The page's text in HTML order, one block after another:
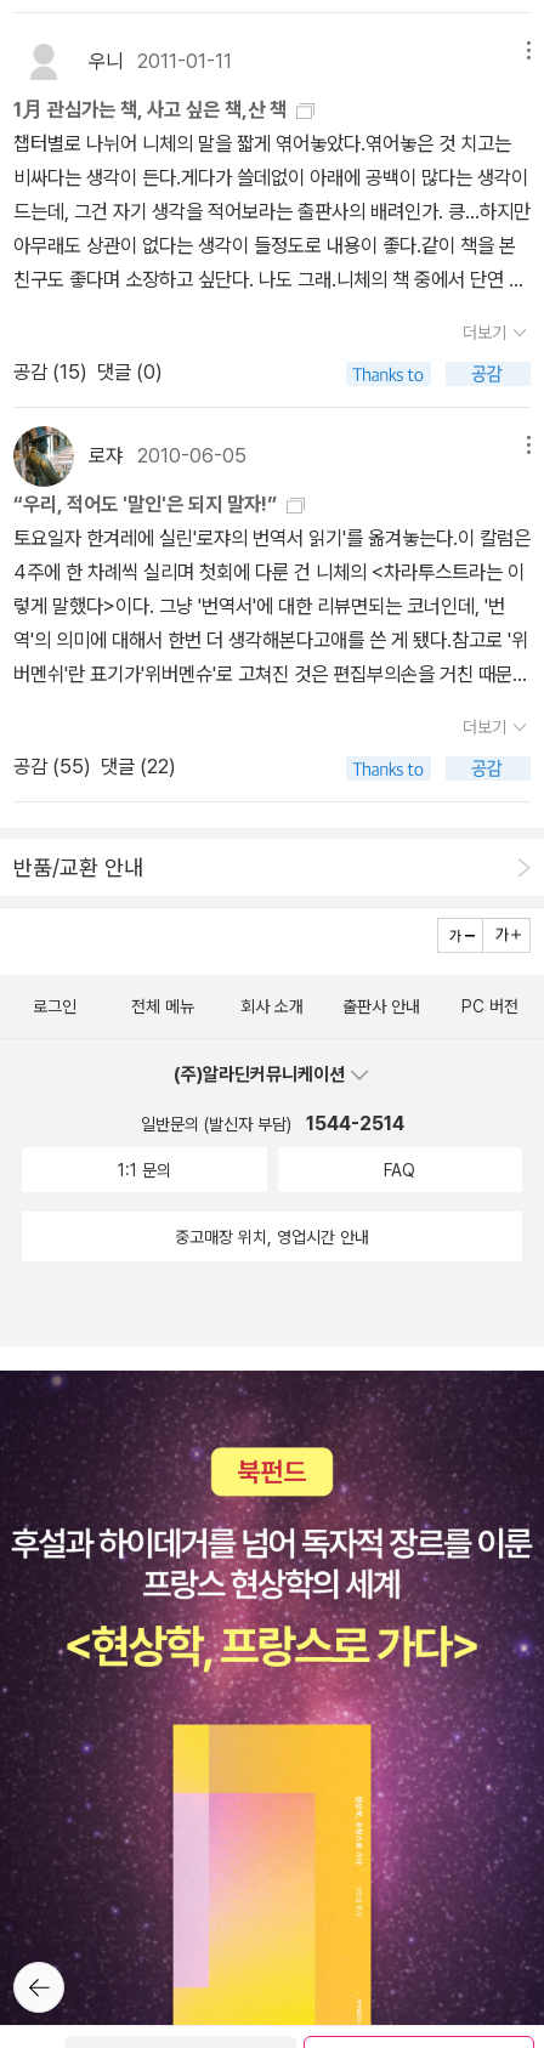
체를 공부하고 니체의 저작을 읽는다는 것은 사실 독서가에겐 폼잡기
좋은 일인데도 한번도 나를 찾아온 적이 없다. 왜 그랬을까? 책을 읽
는다는 것은 책을 쓰는 작가들의 피땀어린 고뇌만큼 집중과 해석을
필요로 한다.나의 독서란 그 고뇌만큼 깊이 내려가고 있었던 게 아니
라 짐짓 엄숙한 척 무거워지고만 있었던 건 아닐까?오답이 가득한 답
안지를 걷어내고, 빈 여백으로 두자.마킹으로 가득한 답안지에 아무
리 좋은 책을 읽고 사유한 들 무엇하랴.정해진 편견과 습속으로 무장
한 채 수많은 고전에서 떠들어 온 지성의 칼들을 방패로 막아온 삶을..
조금씩 변화해나가야 하지 않을까.답이 사라질 때 비로소 오답도 함
께 사라진다는 말. 너무 멋진 말이다.'너는 너 자신을 멸망시킬 태풍을
ラかく語りき] (弘文堂書房, 1941~1943) 정도가 되겠다. 2. 니
이체 전집. 휘문출판사, 1969니이체 전집 3권에 [짜라투스트라는 이
렇게 말하였다], [우상의 황혼]이 함께 수록되어 있다.姜斗植, 朴俊
澤, 崔載喜 등 당시 학계의 명망 높은 연구자들의 이름이 번역자로
걸려 있다. 자, 일단 최초의 전집이 되겠다. 이쯤에서 3종의 전집에
대해 언급하고 넘어가자.우리가 흔히 알고 있는 전집으로는 청하판
과 책세상판이 있겠는데, 사실은 휘문출판사판이 이전에 있었다. 휘
澤傳三郞, 信太正三, 原佑 옮김)을 많이 참고했던 것으로 알려져
있는데(당시 작업에 실무진(!)으로 참가했던, 그때는 유령작가였지만
지금은 한국 문단의 대표작가가 되신 분의 수줍은 고백도 있었다), 같
은 중역본이라면 청하판에 굳이 뒤질 것은 없지 않나 한다. 오히려 일
본어 중역본의 경우 번역대국인 일본 학계의 성과를 반영해서 번역의
수준이나 가독성은 더 높은 경우가 종종 있다. 청하판은 곳곳에 영어
판을 참고했음을 자랑스럽게 밝히고 있음에도 중요하게 취급되어 왔
었는데, 이는 역시 다른 마땅한 대안이 없던 상황에서, 꽤나 널리 보급
된 전집이라는 점이 크겠다. 번역상의 가치로 볼 때는 당연히 최신 연
구성과를 반영한 독일어판 전집을 바탕으로 전공자들이 번역한 책세
상판이 으뜸이며, 향후 표준으로 자리매김할 것으로 보인다. 다만, 전
공자들이라 해서 꼭 우수한 번역물을 내놓는 것은 아닐 때가 간혹
라투스트라는 이렇게 말했다. 2006도 신판까지 나와 있다. 알고 보
권으로 출간. 이후 삼덕출판사의 동명 선집 8권으로 1979년에 출간.
(총서명이 같다는 점에서 혹시 서지사항의 삼덕출판사가 삼성출판사
의 오기는 아닐까?) 차라투스트라는 이렇게 말했다. 김정진 옮김, 올
본은, 각종 참신한 번역본들이 각축을 벌이는 당대의 출판계에 40여
져서 재출간하는 것을 모토로 하는 올재 총서에, 불분명한 연유로 간
택되어 새로 단장하여 나오고, 더구나 전자책으로까지 보급되었던
서들이 의외로 꽤나 오래 롱런하는 상황에서 고를 수 있는 선택지는
역되었다 ... 뭐 이런 스토리련가? 비교적 최근의 번역본들 중에 만만
한 것들로는 강대석이 있었으나 간발의 차(?)로 한길사에 넘어가 넘
사벽 신세가 되었고, 백성현(이후 박성현으로 바뀜)이라고 뭐가 하나
있긴 한데 뭔가 애들 장난 같고, 위태로운 느낌이었겠고 ... 그냥 무난
하게 검증된 걸로 가자 ... 까지도 예측 가능하겠다. 어지간하면 새 번
역진 섭외해서 참신한 번역본 좀 내도록 하자, 응?) 5. 짜라투스트라
는 이렇게 말하였다. 강영계 옮김, 삼중당, 1975역시나 문고판의 대
명사로 군림했던 삼중당이 되겠다. 박준택 번역이 문고판으로 나오면
서 두 권으로 분책되어 나온데 비해 한 권이라, 발췌 번역이 아닌가 한
다. 차라투스트라는 이렇게 말했다. 강영계 옮김, 지만지, 2008지만
지천줄읽기 총서에 수록된 강영계의 번역본이 분량으로 봐서 삼중당
판의 후계자가 아닌가 하고 비정해 본다.강영계 선생 정도라면 전작
을 번역하셔도 될 법 한데 ... 6. 짜라투스트라는 이렇게 말했
다. 황문수 옮김, 문예출판사, 19752010년에 문예 세계문학선 85
권으로 편입되면서 표지를 바꾸어 새로 나왔다. (이 그림도 많이 쓰이
는 듯 하다. 반스앤노블의 영역본 표지 참고.) 최근까지 꾸
준히 나오면서 많이 읽힌 번역본인데, 1975년부터 나왔다면 상당히
오래된 판본에 속하는 셈. 옮긴이는 Wright 및 Hollingdale 의 영역
본, 吉澤傳三郞, 竹山道雄, 手塚富雄의 일역본을 참조하였다고
밝히고 있다. (이 영역본들과 일역본들에서 취사선택한) 꽤 많은 주석
아니고, 형이상학적인 스릴러도 아니며, 스파이 소설의 형태를 취한
난해한 희극도 아니다. 하지만 이 세 가지의 특징을 모두 지니고 있
독의 새 영화 <이상한 나라의 앨리스 - 모자 장수>가 곧 개봉된다. 1
9살이 된 앨리스가 또 다시 이상한 나라에 들어가 겪는 새로운 모험
을 그린 이 영화는 루이스 캐럴의 고전 『이상한 나라의 앨리스』와 『거
울 나라의 앨리스』의 세계를 원안으로 삼아 각색한 것이다. 21세기의
영화 감독에게도 창작의 모티프를 제공하는 이 19세기 동화는 그동
안 영화와 애니메이션, 그림책, 팝업북에 이르기까지 다양한 장르의
예술가들에게 끊임없는 영감을 불어넣었다.1862년 옥스퍼드 대학교
의 수학 교수였던 루이스 캐럴이 단과대 학장의 딸인 앨리스 리델과
는 도덕적인 교훈을 심어주려고 하는 기존의 동화들과 달리 순수하게
아이들의 즐거움을 위해 탄생한 파격적인 동화였다. 이 파격적인 동
화는 곧 베스트셀러가 되었고, 문학 연구자들의 오랜 분석 대상이 되
면서 아동문학과 환상문학의 영원한 고전이 되었다. 기발한 말장난,
암기식 교육이나 정치, 사법 등 어른의 세계에 대한 풍자 등으로 가득
한 이 책은 부조리와 넌센스를 사랑한 루이스 캐럴의 취향이 담뿍 들
어가 있다.많은 사람들이 원전을 읽기보다는 그저 ‘흰 토끼를 따라 땅
속으로 떨어진 소녀의 기묘한 험담’ 정도로만 알고 있는 이 이야기가
젊은 아티스트의 협업으로 탄생한, 지금껏 볼 수 없었던 『이상한 나라
의 앨리스』를 만나보자!원작에 충실하면서도 현대적인 감각으로 재
해석!『이상한 나라의 앨리스』는 회중시계를 들고 연신 “너무 늦었
녀 앨리스의 기묘한 모험 이야기다. 그 굴 속에는 모두를 매혹시키는
복하고 눈물의 웅덩이에 빠져 허우적대기도 하며, 기묘한 동물들과
는 괴팍한 하트 여왕을 만나 속임수투성이 크로케 경기, 그리고 엉터
스가 모험하는 이상한 나라는 워낙 현실 세계에서는 존재하지 않는
감을 불러일으킨다. 프랑스 최고의 만화 시나리오 작가로 활동 중인
원전에 묘사된 각 캐릭터의 특징이나 이야기의 흐름에는 대부분 충실
인터넷에 올라와 있는 젊은 작가 사비에르 콜레트의 앨리스 일러스트
레이션을 보고 그를또 다른 앨리스를 창조할 그림 작가로 점찍었다.
콜레트는 일러스트레이션과 영상, 게임 등 최신 분야의 콘셉트 아티
스트로 활동했던 경험을 십분 발휘해 새롭고 독특한 느낌의 ‘이상한
나라’를 만들어 냈다. 그리고 마치 컴퓨터 게임의 연상시키는 배경 이
미지, 환상적이면서도 음울한 색감, 위압적이면서도 코믹한 캐릭터
디자인 등 지금까지 볼 수 없었던 새로운 매력의 앨리스가 새로운 모
험으로 우리를 데려갈 것이다!실제 앨리스의 모델을 꼭 닮은 새로운
앨리스의 탄생!초판에 실린 존 태니얼의 삽화를 비롯해 지금까지 ‘이
상한 나라의 앨리스’를 표현한 이미지들은 많았다. 대부분의 경우 앨
리스는 대략 하늘거리는 금발의 긴 머리, 푸른색 원피스를 입은 무척
전형적인 상류층 소녀 캐릭터로 등장한다. 그러나 그림작가 사비에르
콜레트가 창조한 앨리스는 검은 단발머리, 무채색의 어두운 옷을 입
고 있다. 앨리스, 하면 사람들이 보통 떠올리는 기존의 이미지와는 거
리가 있지만, 사실 이 새로운 앨리스는 실제 앨리스의 모델이었던 소
녀 앨리스 리델을 꼭 닮았다. 콜레트의 앨리스 그림 하나가 다비드 쇼
벨의 눈을 사로잡았고 결국 그래픽 노블 경력이 전무한 신예 아티스
트와 함께 작업하도록 한 것처럼, 전형적인 서양동화 속 소녀풍에서
벗어난 캐릭터로 독자들은 훨씬 새로운 느낌을 가지고 이 이야기를
즐길 수 있을 것이다자신의 경험을 솔직하게 털어놓는 일기작가로서,
우니 2011-01-11
1月 관심가는 책, 사고 싶은 책,산 책
챕터별로 나뉘어 니체의 말을 짧게 엮어놓았다.엮어놓은 것 치고는
비싸다는 생각이 든다.게다가 쓸데없이 아래에 공백이 많다는 생각이
드는데, 그건 자기 생각을 적어보라는 출판사의 배려인가. 킁...하지만
아무래도 상관이 없다는 생각이 들정도로 내용이 좋다.같이 책을 본
친구도 좋다며 소장하고 싶단다. 나도 그래.니체의 책 중에서 단연 유
갔을 때 펭귄클래식 책을 찾아보니 재고가 없는 듯 보이지 않았다.아
무래도 인터넷으로 사야할것 같다.원서를 샀는데, 읽기가 버겁다.번
역판을 먼저 읽어보고 다시 도전!같이 읽어보고 싶은 책은 마이클 샌
델의 '왜 도덕인가?'이다.마이클 샌델의 첫 책은 생명의 윤리를 말하
다였다. 책을 읽다보면 나도 모르게 그 논리에 빨려들어가는 재미는
있지만 다소 공감하기 힘든 부분도 제법 있었다. 특히 자신의 주장에
대한 반박에 대해 반박을 할때 설득력이 조금 떨어지지 않았나라는
생각이 든다.씨앗의 위대함을 비롯해 씨앗에 관련된 과학적인 이야기
를 해준다.앞부분을 조금 읽어봤는데, 생각보다 꽤나 씨앗에 관해 과
학적으로 서술을 많이 했다.제목에서도 알 수 있듯이 진짜 인간과뇌
에 관한 과학적인 보고서이다.본책역시 앞부분을 읽어보았는데 무척
이나 과학서적스럽다.사실을 바탕으로 한 정보의 나열이라고 할까.생
각보다 잘 읽히지 않았는데 챕터별로 나눠져있어서 그나마 나은지도
올랐겠지라고 생각했는데 아니었다.이 책은 지금 읽는 책들 다 읽으
큐멘터리부터 구해서 보던지 해야겠다.꽤나 신랄하게 비판하고 있다.
세금이나 현 정부의 정책에 대해 궁금하신 분들은 재밌게 읽을 수 있
을 듯.저자는 기자로 일했다고 하는데, 여기서는 오직 사실을 전하기
보지 않았지만.2부가 나올예정이라고 한다.저번주 일요일, 서점에 갔
던가. 다 읽지 않아서 자신도 잘 모르겠다고 했다.재미있는지 술술 읽
는 모습을 보았다.다 읽고 나서 물어봐야지.친구가 신경숙의 엄마를
한권 가지고는 있는데, 읽다가 덮었던 기억이 난다. 다시 읽으면 재밌
유명하지 않나라고 생각한다.반값 할인 하길래 지난달에 1권 사서 봤
는데, 너무 재밌었다.리오우를 재밌게 읽어서 다른 작품도 읽고 싶어
졌다다른책들을 읽어보신 분들의 말에 의하면 읽기 힘들다고.리오우
는 무척이나 잘 넘어가는 편이라고 한다.하지만 본인은 읽어보지 않
아 아직 뭐라 할 수 없다.최근에 나온 조시. 실제로 보니 참 예뻤다.황
금을 안고 튀어라가 반값할인 하길래 사려고 했것만 리뷰가 좋지 않
아 조시나 마크스의 산부터 읽을 생각이다.미야메 미유키님의 신간이
나왔다.아니, 나올거다.서점에 가니 이상하게 없더라. 예약판매중이
었네.책갈피 6종 준다고 한다. 흐윽. ... 제 2막은 늘 표지만 봐도 구매
욕구가 상승되는데!! 이런 ...일단 외딴집을 요번달 안에 살생각이다.
얼간이는 고민중. 한번 살펴보고 싶은 책들.김연수, 김중혁, 나희덕 등
한국 문단을 이끄는 11인이 낯선 땅을 여행하면서 보고 듣고 느낀 이
야기를 색다른 시각으로 써 냈다. 이 책은 문인들의 문학, 즉 글의 근
간이 된 특별하고 소중한 여행을 다루고 있다. 나 자신을 재발견하기
위해 떠난다고 말했던 괴테의 여행에서도 볼 수 있는 자아를 발견하
기 위한 여행을 떠난 것이다.빈센트의 정원 사랑에 대한 이야기를 시
작으로 빈센트 반 고흐의 화가 이력 중 중요한 단계를 다룬 책이다. 평
생 한 번도 자신의 정원을 소유해본 적은 없지만, 늘 정원과 함께 살았
던 빈센트 반 고흐. 58점의 채색화를 포함해 총 75점의 그림이 담긴
이 책을 통해 빈센트 반 고흐의 정원과 그가 꿈꾸었던 것이 무엇이었
더보기
공감 (15) 댓글 (0)
로쟈 2010-06-05
“우리, 적어도 '말인'은 되지 말자!”
토요일자 한겨레에 실린'로쟈의 번역서 읽기'를 옮겨놓는다.이 칼럼은
4주에 한 차례씩 실리며 첫회에 다룬 건 니체의 <차라투스트라는 이
렇게 말했다>이다. 그냥 '번역서'에 대한 리뷰면되는 코너인데, '번
역'의 의미에 대해서 한번 더 생각해본다고애를 쓴 게 됐다.참고로 '위
버멘쉬'란 표기가'위버멘슈'로 고쳐진 것은 편집부의손을 거친 때문이
간되는 인문사회과학서의 절반 이상이 번역서이며, 학술교양서의 경
우에는 번역서의 비중이 60%를 넘는다. 어지간한 독자에게 ‘번역서
읽기’는 독서의 일상이고 다반사다. 비일비재한 일에 대해 굳이 정색
의 독서는 ‘번역서 읽기’라는 점에 주의를 환기해보자는 것이다. 번역
이란 한 언어를 다른 언어로 옮기는 일이니 필연적으로 차이를 낳는
다. 의미의 불가피한 변형과 왜곡이 빚어지며 경우에 따라서는 새로
읽기이고, 새로운 의미를 음미하는 읽기이다.다수의 번역본이 나와
주목하고 싶은 것은 두 구절이다. 청하판 니체전집(최승자 옮김)에서
각각 “보라, 나는 너희에게 초인을 가르친다.”와 “그러므로 나 그들에
다.”라고 옮겨진 대목이다. 여기서 ‘초인’과 ‘최종 인간’은 대립적인 개
h’를 옮긴 것이다. 영어로는 보통 ‘슈퍼맨/오버맨’(superman/over
안주함으로써 차라투스트라의 경멸을 사는 인간 유형이다.이 두 단어
를 책세상판 니체 전집(정동호 옮김)은 각각 ‘위버멘슈’와 ‘비천하기
짝이 없는 인간’으로 옮겼다. ‘위버멘슈’는 음역한 것이고 ‘비천하기
짝이 없는 인간’은 의역한 것에 가깝다. ‘초인’이란 관례적 번역어가
‘슈퍼맨’을 연상시킨다고 하여 전공자들은 ‘위버멘슈’란 음역을 선호
하는데, 사실 니체의 ‘위버멘슈’를 가장 오용한 사례가 나치 독일이었
던 걸 고려하면 궁색한 선택이다. ‘비천하기 짝이 없는 인간’과 구색을
맞춘다면 차라리 ‘넘어가는 인간’(김진석) 같은 ‘파격’을 선택하는 게
낫지 않을까.세계문학전집에 포함돼 있는 민음사판(장희창 옮김)에
서는 ‘초인’과 ‘말종 인간’을 상대어로 골랐고, 펭귄클래식판(홍성광
옮김)에서는 ‘초인’과 ‘최후의 인간’으로 짝을 이루게 했다. 다른 번역
본을 더 살펴보아도 ‘위버멘슈’의 번역은 대략 ‘초인’으로 합의가 돼
있지만, ‘der letzte Mensch’는 번역어가 딱히 정착돼 있지 않은 형
편이다. 독자들에겐 다소 불만스러운 상황인데, 개인적으론 중국의
문예이론가 류짜이푸의 <얼굴 찌푸리게 하는 25가지 인간유형>(예
문서원)에서 해법을 찾을 수 있었다. 저자가 말하는 ‘25가지 인간유
형’의 하나가 바로 ‘초인’의 대응개념인 ‘말인'(末人)이었다. 그에 따
르면 “일반인들보다 하급으로 퇴화하여 위축되고 창조력이라고는 거
의 찾아볼 수 없는 보잘것없는 인간들”을 가리키는 말이다.흥미로운
것은 이 ‘말인’이란 번역어를 루쉰이 만들어냈다는 사실이다. 루쉰의
더보기
공감 (55) 댓글 (22)
반품/교환 안내
뒤로가
기
로그인 전체 메뉴 회사 소개 출판사 안내 PC 버전
(주)알라딘커뮤니케이션
일반문의 (발신자 부담) 1544-2514
1:1 문의 FAQ
중고매장 위치, 영업시간 안내